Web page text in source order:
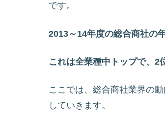
です。
2013～14年度の総合商社の
これは全業種中トップで、2
ここでは、総合商社業界の
していきます。